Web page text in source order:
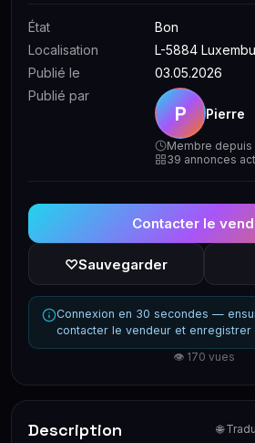
État
Bon
Localisation
L-5884
Publié le
03.05.2026
Publié par
P Pierre
Membre depuis
39 annonces
Contacter le
♡Sauvegarder
Connexion en 30 secondes —
contacter le vendeur et enregistrer
👁 170 vues
Description 🌐